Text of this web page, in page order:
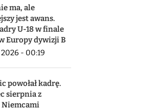
ma, ale
jest awans.
U-18 w finale
Europy dywizji B
- 00:19
powołał kadrę.
sierpnia z
Niemcami